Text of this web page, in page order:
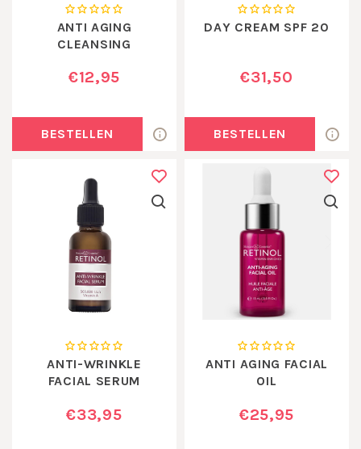
ANTI AGING
CLEANSING
€12,95
BESTELLEN
DAY CREAM SPF 20
€31,50
BESTELLEN
ANTI-WRINKLE
FACIAL SERUM
€33,95
ANTI AGING FACIAL
OIL
€25,95